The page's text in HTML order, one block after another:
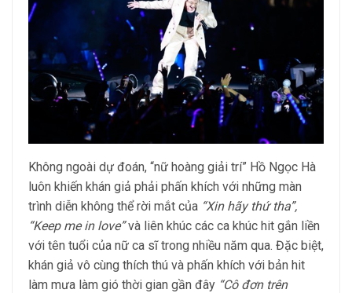
Không ngoài dự đoán, “nữ hoàng giải trí” Hồ Ngọc Hà
luôn khiến khán giả phải phấn khích với những màn
trình diễn không thể rời mắt của “Xin hãy thứ tha”,
“Keep me in love”và liên khúc các ca khúc hit gắn liền
với tên tuổi của nữ ca sĩ trong nhiều năm qua. Đặc biệt,
khán giả vô cùng thích thú và phấn khích với bản hit
làm mưa làm gió thời gian gần đây “Cô đơn trên